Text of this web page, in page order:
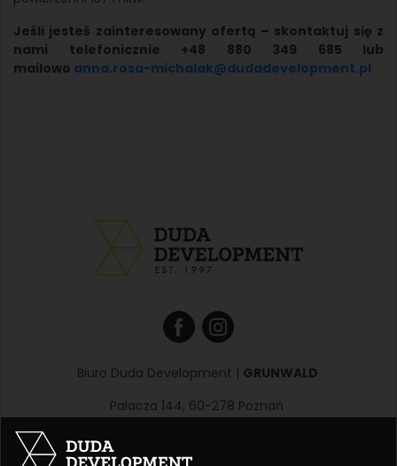
Jeśli jesteś zainteresowany ofertą – skontaktuj się z
nami telefonicznie +48 880 349 685 lub
mailowo anna.rosa-michalak@dudadevelopment.pl
Biuro Duda Development | GRUNWALD
Palacza 144, 60-278 Poznań
poniedziałek – piątek: 8:00 – 17:00